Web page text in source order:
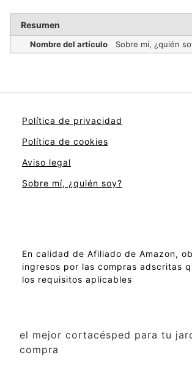
Resumen
Nombre del artículo Sobre mí, ¿quién
Política de privacidad
Política de cookies
Aviso legal
Sobre mí, ¿quién soy?
En calidad de Afiliado de Amazon,
ingresos por las compras adscritas
los requisitos aplicables
el mejor cortacésped para tu
compra